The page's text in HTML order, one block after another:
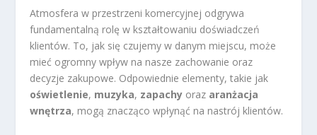
Atmosfera w przestrzeni komercyjnej odgrywa
fundamentalną rolę w kształtowaniu doświadczeń
klientów. To, jak się czujemy w danym miejscu, może
mieć ogromny wpływ na nasze zachowanie oraz
decyzje zakupowe. Odpowiednie elementy, takie jak
oświetlenie, muzyka, zapachy oraz aranżacja
wnętrza, mogą znacząco wpłynąć na nastrój klientów.